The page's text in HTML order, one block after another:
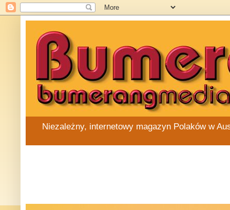
Niezależny, internetowy magazyn Polaków w